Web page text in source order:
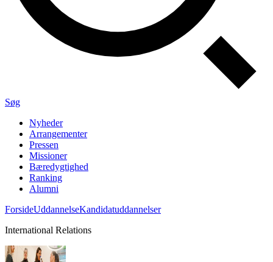
Søg
Nyheder
Arrangementer
Pressen
Missioner
Bæredygtighed
Ranking
Alumni
ForsideUddannelseKandidatuddannelser
International Relations